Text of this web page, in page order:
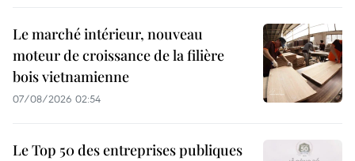
Le marché intérieur, nouveau
moteur de croissance de la filière
bois vietnamienne
07/08/2026 02:54
Le Top 50 des entreprises publiques